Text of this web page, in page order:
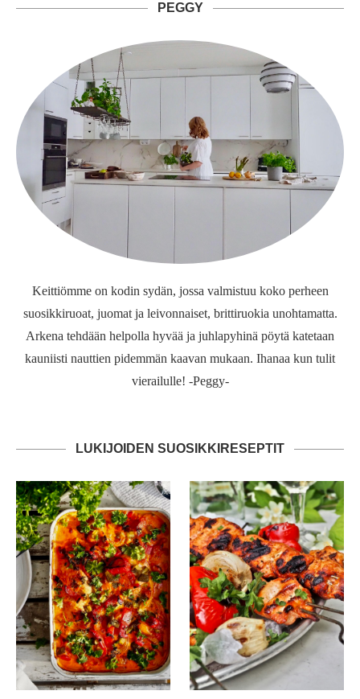
PEGGY
Keittiömme on kodin sydän, jossa valmistuu koko perheen
suosikkiruoat, juomat ja leivonnaiset, brittiruokia unohtamatta.
Arkena tehdään helpolla hyvää ja juhlapyhinä pöytä katetaan
kauniisti nauttien pidemmän kaavan mukaan. Ihanaa kun tulit
vierailulle! -Peggy-
LUKIJOIDEN SUOSIKKIRESEPTIT